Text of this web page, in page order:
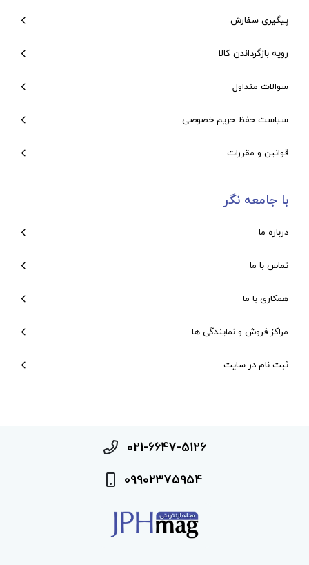
پیگیری سفارش
رویه بازگرداندن کالا
سوالات متداول
سیاست حفظ حریم خصوصی
قوانین و مقررات
با جامعه نگر
درباره ما
تماس با ما
همکاری با ما
مراکز فروش و نمایندگی ها
ثبت نام در سایت
021-6647-5126
09902375954